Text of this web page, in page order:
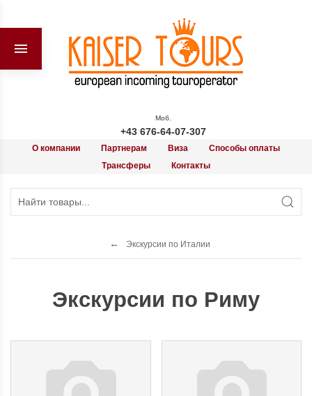
Моб.
+43 676-64-07-307
О компании Партнерам Виза
Способы оплаты
Трансферы
Контакты
Экскурсии по Италии
Экскурсии по Риму